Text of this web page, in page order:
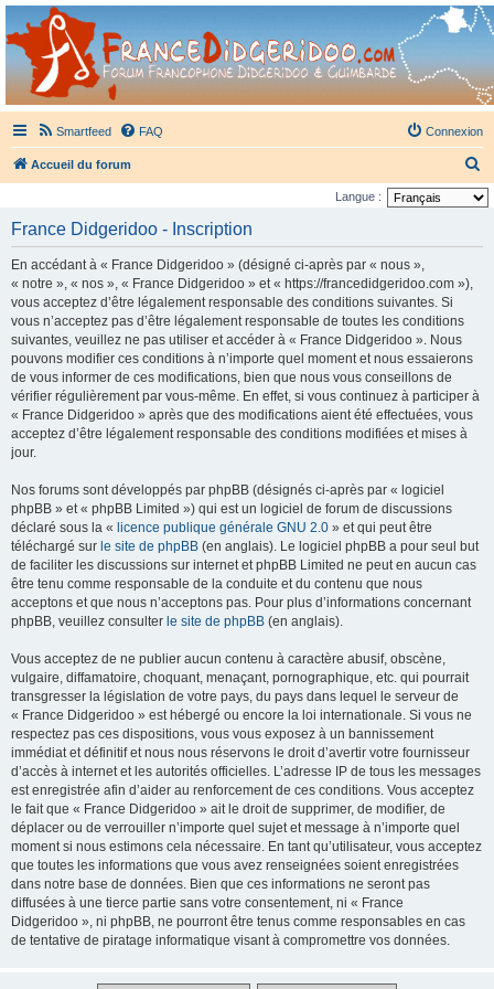
France Didgeridoo
Didgeridoo et Guimbarde sur France Didgeridoo - retrouvez la communauté.
Smartfeed FAQ Connexion
Accueil du forum
e
h
Langue :
France Didgeridoo - Inscription
En accédant à « France Didgeridoo » (désigné ci-après par « nous »,
« notre », « nos », « France Didgeridoo » et « https://francedidgeridoo.com »),
vous acceptez d’être légalement responsable des conditions suivantes. Si
vous n’acceptez pas d’être légalement responsable de toutes les conditions
suivantes, veuillez ne pas utiliser et accéder à « France Didgeridoo ». Nous
pouvons modifier ces conditions à n’importe quel moment et nous essaierons
de vous informer de ces modifications, bien que nous vous conseillons de
vérifier régulièrement par vous-même. En effet, si vous continuez à participer à
« France Didgeridoo » après que des modifications aient été effectuées, vous
acceptez d’être légalement responsable des conditions modifiées et mises à
jour.
Nos forums sont développés par phpBB (désignés ci-après par « logiciel
phpBB » et « phpBB Limited ») qui est un logiciel de forum de discussions
déclaré sous la « licence publique générale GNU 2.0 » et qui peut être
téléchargé sur le site de phpBB (en anglais). Le logiciel phpBB a pour seul but
de faciliter les discussions sur internet et phpBB Limited ne peut en aucun cas
être tenu comme responsable de la conduite et du contenu que nous
acceptons et que nous n’acceptons pas. Pour plus d’informations concernant
phpBB, veuillez consulter le site de phpBB (en anglais).
Vous acceptez de ne publier aucun contenu à caractère abusif, obscène,
vulgaire, diffamatoire, choquant, menaçant, pornographique, etc. qui pourrait
transgresser la législation de votre pays, du pays dans lequel le serveur de
« France Didgeridoo » est hébergé ou encore la loi internationale. Si vous ne
respectez pas ces dispositions, vous vous exposez à un bannissement
immédiat et définitif et nous nous réservons le droit d’avertir votre fournisseur
d’accès à internet et les autorités officielles. L’adresse IP de tous les messages
est enregistrée afin d’aider au renforcement de ces conditions. Vous acceptez
le fait que « France Didgeridoo » ait le droit de supprimer, de modifier, de
déplacer ou de verrouiller n’importe quel sujet et message à n’importe quel
moment si nous estimons cela nécessaire. En tant qu’utilisateur, vous acceptez
que toutes les informations que vous avez renseignées soient enregistrées
dans notre base de données. Bien que ces informations ne seront pas
diffusées à une tierce partie sans votre consentement, ni « France
Didgeridoo », ni phpBB, ne pourront être tenus comme responsables en cas
de tentative de piratage informatique visant à compromettre vos données.